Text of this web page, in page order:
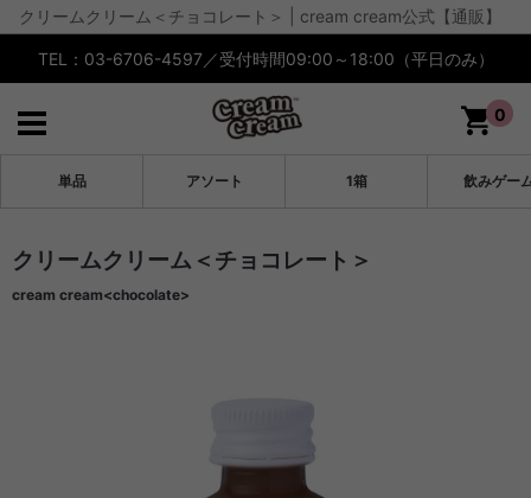
クリームクリーム＜チョコレート＞ | cream cream公式【通販】
TEL：03-6706-4597／受付時間09:00～18:00（平日のみ）
0
単品 アソート 1箱 飲みゲー
クリームクリーム＜チョコレート＞
cream cream<chocolate>